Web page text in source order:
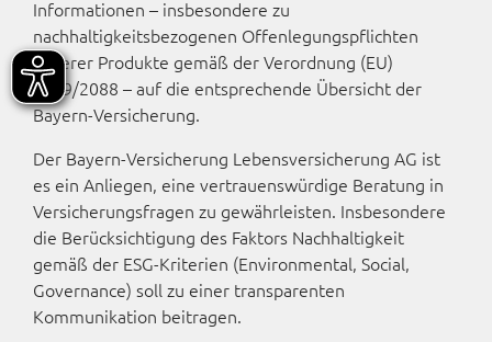
Informationen – insbesondere zu
nachhaltigkeitsbezogenen Offenlegungspflichten
unserer Produkte gemäß der Verordnung (EU)
2019/2088 – auf die entsprechende Übersicht der
Bayern-Versicherung.
Der Bayern-Versicherung Lebensversicherung AG ist
es ein Anliegen, eine vertrauenswürdige Beratung in
Versicherungsfragen zu gewährleisten. Insbesondere
die Berück­sichti­gung des Faktors Nach­haltig­keit
gemäß der ESG-Kriterien (Environmental, Social,
Governance) soll zu einer transparenten
Kommunikation beitragen.